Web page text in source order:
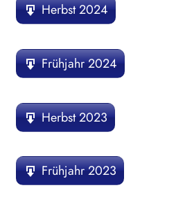
Herbst 2024
Frühjahr 2024
Herbst 2023
Frühjahr 2023